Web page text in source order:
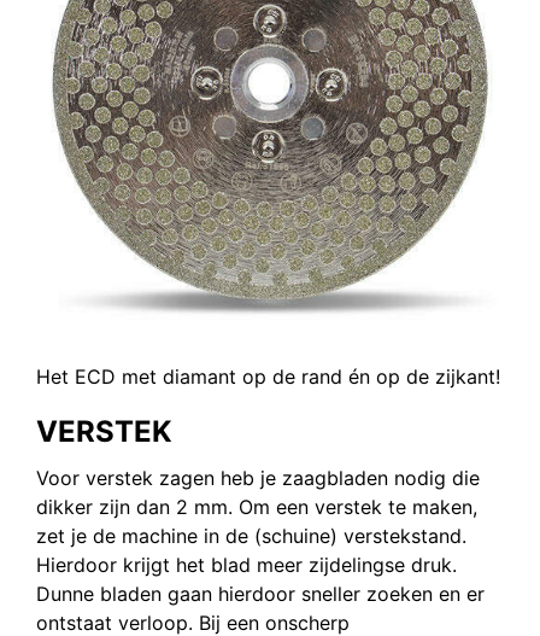
Het ECD met diamant op de rand én op de zijkant!
VERSTEK
Voor verstek zagen heb je zaagbladen nodig die
dikker zijn dan 2 mm. Om een verstek te maken,
zet je de machine in de (schuine) verstekstand.
Hierdoor krijgt het blad meer zijdelingse druk.
Dunne bladen gaan hierdoor sneller zoeken en er
ontstaat verloop. Bij een onscherp